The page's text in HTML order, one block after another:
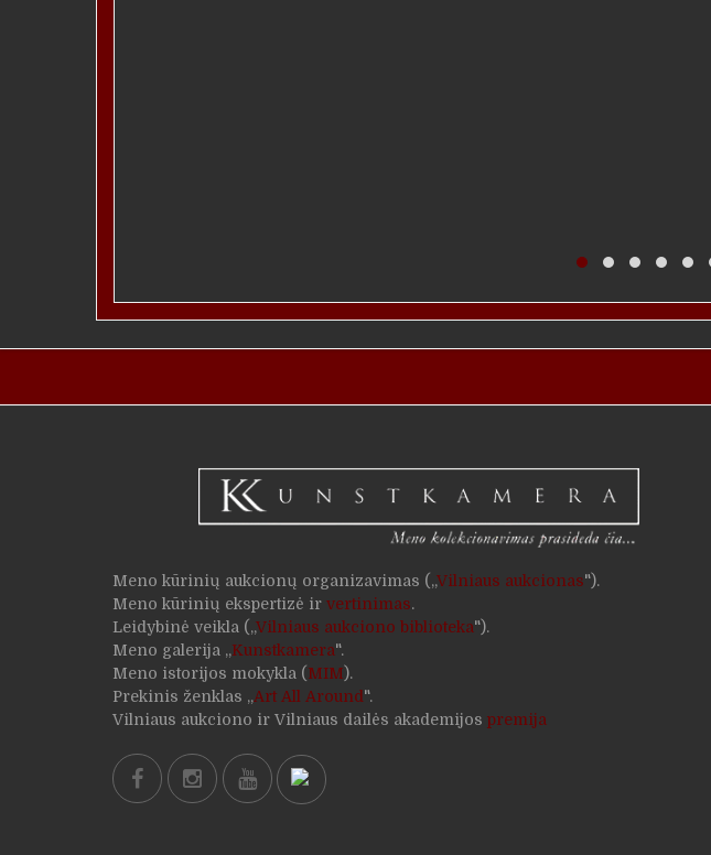
Meno kūrinių aukcionų organizavimas („Vilniaus aukcionas").
Meno kūrinių ekspertizė ir vertinimas.
Leidybinė veikla („Vilniaus aukciono biblioteka").
Meno galerija „Kunstkamera".
Meno istorijos mokykla (MIM).
Prekinis ženklas „Art All Around ".
Vilniaus aukciono ir Vilniaus dailės akademijos premija